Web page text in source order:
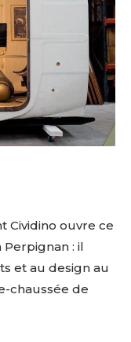
Cividino ouvre ce
: il
et au design au
chaussée de